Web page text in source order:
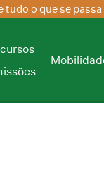
o que se